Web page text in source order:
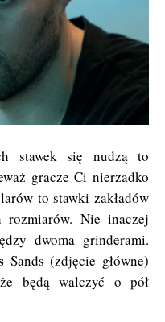
stawek się nudzą to
gracze Ci nierzadko
to stawki zakładów
rozmiarów. Nie inaczej
dwoma grinderami.
Sands (zdjęcie główne)
będą walczyć o pół